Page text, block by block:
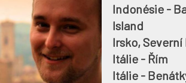
Indonésie -
Island
Irsko, Severní
Itálie - Řím
Itálie -
rukou.
V
každého
Věřím, že